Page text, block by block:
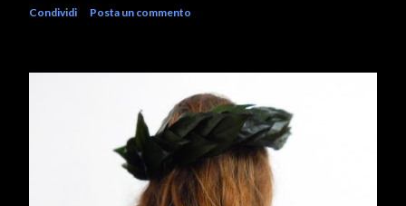
Condividi Posta un commento